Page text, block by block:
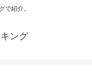
で紹介。
ング